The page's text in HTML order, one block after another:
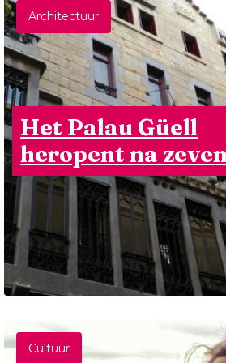
Architectuur
Het Palau Güell
heropent na
Cultuur